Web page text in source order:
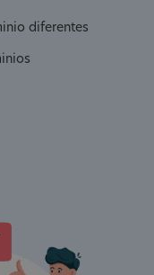
diferentes